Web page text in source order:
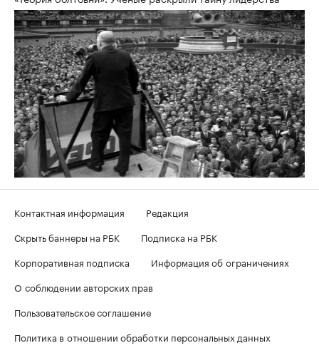
Контактная информация
Редакция
Скрыть баннеры на РБК
Подписка на РБК
Корпоративная подписка
Информация об ограничениях
О соблюдении авторских прав
Пользовательское соглашение
Политика в отношении обработки персональных данных